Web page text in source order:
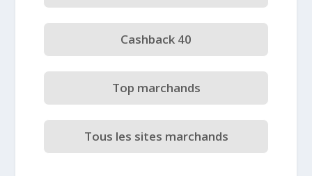
Cashback 40
Top marchands
Tous les sites marchands